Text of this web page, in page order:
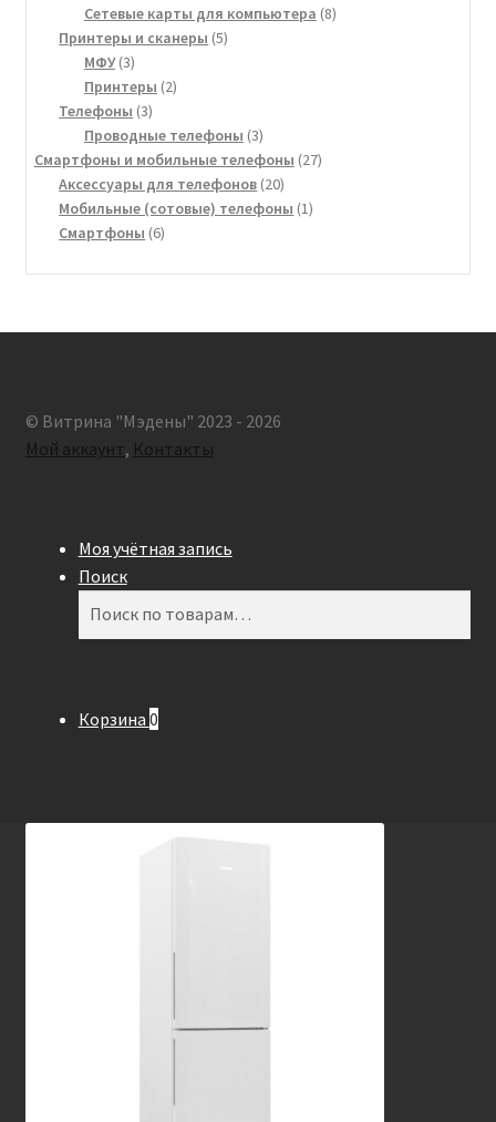
товар
Сетевые карты для компьютера 88
Принтеры и сканеры 55
МФУ 33
товара
Принтеры 22
Телефоны 33
товара
Проводные телефоны 33
товара
Смартфоны и мобильные телефоны 2727
Аксессуары для телефонов 2020
товаров
Мобильные (сотовые) телефоны 11
Смартфоны 66
© Витрина "Мэдены" 2023 - 2026
Мой аккаунт, Контакты
Моя учётная запись
Поиск
Корзина 0